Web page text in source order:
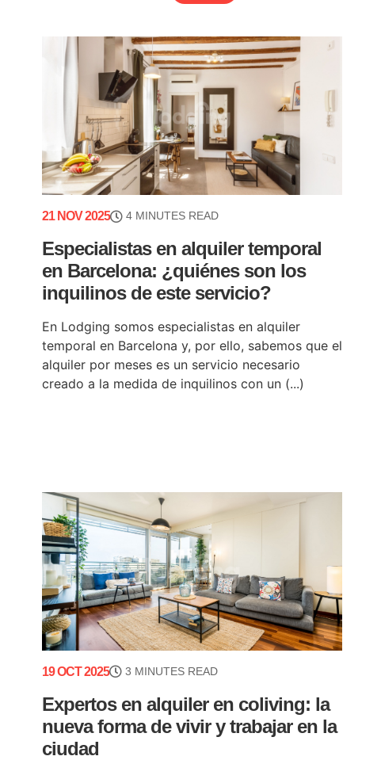
21 NOV 2025 4 MINUTES READ
Especialistas en alquiler temporal
en Barcelona: ¿quiénes son los
inquilinos de este servicio?
En Lodging somos especialistas en alquiler
temporal en Barcelona y, por ello, sabemos que el
alquiler por meses es un servicio necesario
creado a la medida de inquilinos con un (...)
19 OCT 2025 3 MINUTES READ
Expertos en alquiler en coliving: la
nueva forma de vivir y trabajar en la
ciudad